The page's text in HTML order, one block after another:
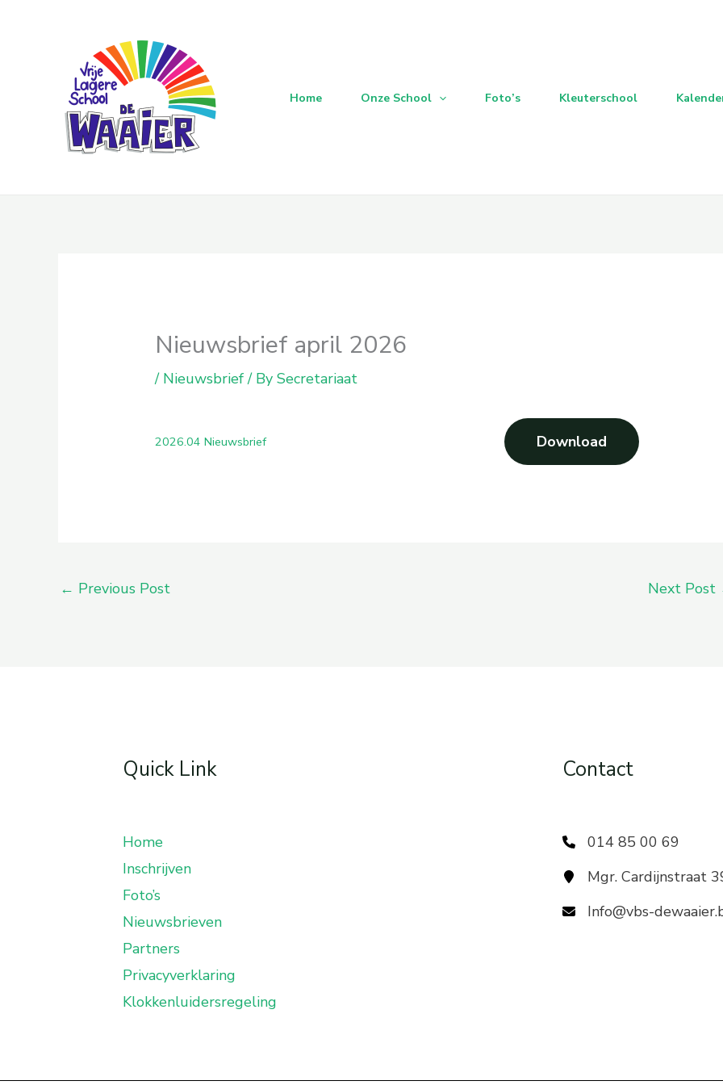
Home Onze School Foto’s Kleuterschool
Nieuwsbrief april 2026
/ Nieuwsbrief/ BySecretariaat
2026.04 Nieuwsbrief Download
← Previous Post Next Post
Quick Link
Home
Inschrijven
Foto’s
Nieuwsbrieven
Partners
Privacyverklaring
Klokkenluidersregeling
Contact
014 85 00 69
Mgr. Cardijnstraat
Info@vbs-